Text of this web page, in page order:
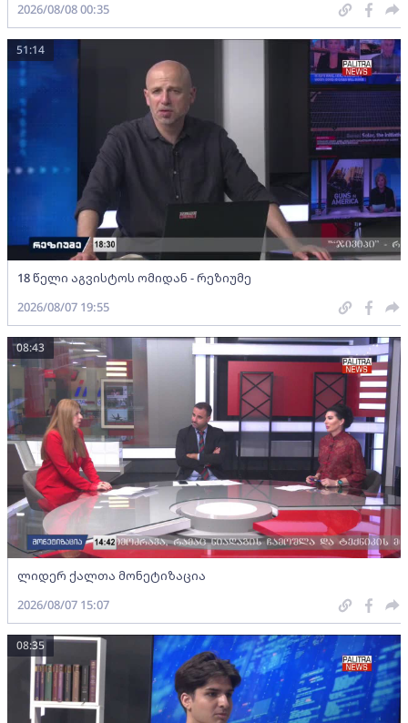
2026/08/08 00:35
18 წელი აგვისტოს ომიდან - რეზიუმე
51:14
2026/08/07 19:55
ლიდერ ქალთა მონეტიზაცია
08:43
2026/08/07 15:07
08:35